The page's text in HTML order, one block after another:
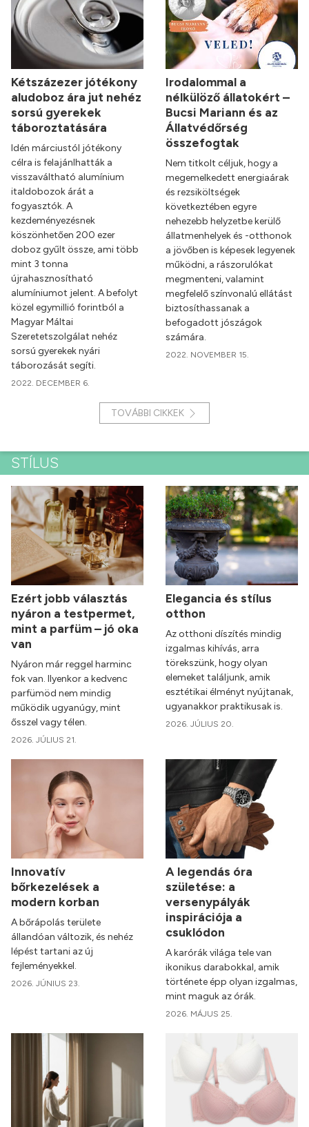
Kétszázezer jótékony
aludoboz ára jut nehéz
sorsú gyerekek
táboroztatására
Idén márciustól jótékony
célra is felajánlhatták a
visszaváltható alumínium
italdobozok árát a
fogyasztók. A
kezdeményezésnek
köszönhetően 200 ezer
doboz gyűlt össze, ami több
mint 3 tonna
újrahasznosítható
alumíniumot jelent. A befolyt
közel egymillió forintból a
Magyar Máltai
Szeretetszolgálat nehéz
sorsú gyerekek nyári
táborozását segíti.
2022. DECEMBER 6.
Irodalommal a
nélkülöző állatokért –
Bucsi Mariann és az
Állatvédőrség
összefogtak
Nem titkolt céljuk, hogy a
megemelkedett energiaárak
és rezsiköltségek
következtében egyre
nehezebb helyzetbe kerülő
állatmenhelyek és -otthonok
a jövőben is képesek legyenek
működni, a rászorulókat
megmenteni, valamint
megfelelő színvonalú ellátást
biztosíthassanak a
befogadott jószágok
számára.
2022. NOVEMBER 15.
TOVÁBBI CIKKEK
STÍLUS
Ezért jobb választás
nyáron a testpermet,
mint a parfüm – jó oka
van
Nyáron már reggel harminc
fok van. Ilyenkor a kedvenc
parfümöd nem mindig
működik ugyanúgy, mint
ősszel vagy télen.
2026. JÚLIUS 21.
Elegancia és stílus
otthon
Az otthoni díszítés mindig
izgalmas kihívás, arra
törekszünk, hogy olyan
elemeket találjunk, amik
esztétikai élményt nyújtanak,
ugyanakkor praktikusak is.
2026. JÚLIUS 20.
Innovatív
bőrkezelések a
modern korban
A bőrápolás területe
állandóan változik, és nehéz
lépést tartani az új
fejleményekkel.
2026. JÚNIUS 23.
A legendás óra
születése: a
versenypályák
inspirációja a
csuklódon
A karórák világa tele van
ikonikus darabokkal, amik
története épp olyan izgalmas,
mint maguk az órák.
2026. MÁJUS 25.